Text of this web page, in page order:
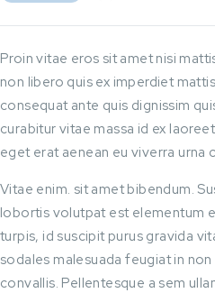
Proin vitae eros sit amet nisi
non libero quis ex imperdiet
consequat ante quis dignissim
curabitur vitae massa id ex
eget erat aenean eu viverra urna
Vitae enim. sit amet bibendum.
lobortis volutpat est elementum
turpis, id suscipit purus gravida
sodales malesuada feugiat in
convallis. Pellentesque a sem